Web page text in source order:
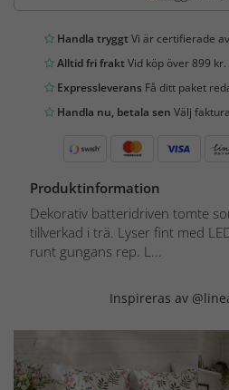
Handla tryggtVi är certifierade
Alltid fri fraktVid köp över 899 kr.
Expressleverans Få ditt paket
Handla nu, betala sen Välj
Produktinformation
Dekorativ batteridriven tomte
tillverkad i trä. Lyser fint med
runt gungans rep. L...
Inspireras av